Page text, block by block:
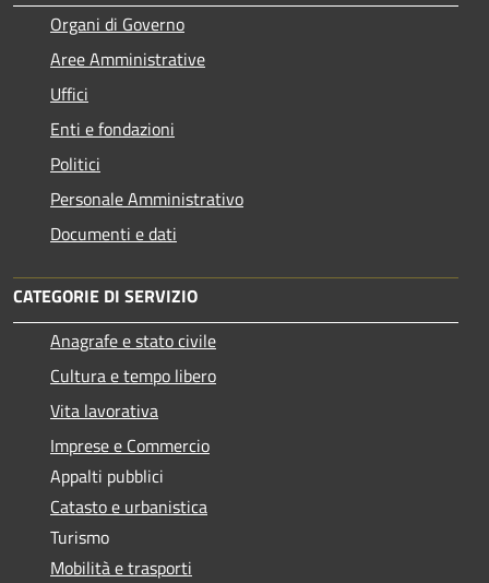
Organi di Governo
Aree Amministrative
Uffici
Enti e fondazioni
Politici
Personale Amministrativo
Documenti e dati
CATEGORIE DI SERVIZIO
Anagrafe e stato civile
Cultura e tempo libero
Vita lavorativa
Imprese e Commercio
Appalti pubblici
Catasto e urbanistica
Turismo
Mobilità e trasporti